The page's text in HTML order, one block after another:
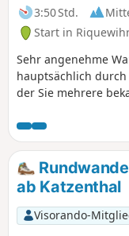
3:50 Std.
Start in
Sehr angenehme
hauptsächlich
der Sie mehrere
Mandelbaumhügel
Am besten im März,
Mandelbäume
ab Katzenthal
Visorando-